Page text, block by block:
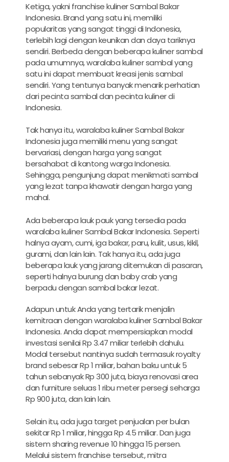
Ketiga, yakni franchise kuliner Sambal Bakar
Indonesia. Brand yang satu ini, memiliki
popularitas yang sangat tinggi di Indonesia,
terlebih lagi dengan keunikan dan daya tariknya
sendiri. Berbeda dengan beberapa kuliner sambal
pada umumnya, waralaba kuliner sambal yang
satu ini dapat membuat kreasi jenis sambal
sendiri. Yang tentunya banyak menarik perhatian
dari pecinta sambal dan pecinta kuliner di
Indonesia.
Tak hanya itu, waralaba kuliner Sambal Bakar
Indonesia juga memiliki menu yang sangat
bervariasi, dengan harga yang sangat
bersahabat di kantong warga Indonesia.
Sehingga, pengunjung dapat menikmati sambal
yang lezat tanpa khawatir dengan harga yang
mahal.
Ada beberapa lauk pauk yang tersedia pada
waralaba kuliner Sambal Bakar Indonesia. Seperti
halnya ayam, cumi, iga bakar, paru, kulit, usus, kikil,
gurami, dan lain lain. Tak hanya itu, ada juga
beberapa lauk yang jarang ditemukan di pasaran,
seperti halnya burung dan baby crab yang
berpadu dengan sambal bakar lezat.
Adapun untuk Anda yang tertarik menjalin
kemitraan dengan waralaba kuliner Sambal Bakar
Indonesia. Anda dapat mempersiapkan modal
investasi senilai Rp 3.47 miliar terlebih dahulu.
Modal tersebut nantinya sudah termasuk royalty
brand sebesar Rp 1 miliar, bahan baku untuk 5
tahun sebanyak Rp 300 juta, biaya renovasi area
dan furniture seluas 1 ribu meter persegi seharga
Rp 900 juta, dan lain lain.
Selain itu, ada juga target penjualan per bulan
sekitar Rp 1 miliar, hingga Rp 4.5 miliar. Dan juga
sistem sharing revenue 10 hingga 15 persen.
Melalui sistem franchise tersebut, mitra